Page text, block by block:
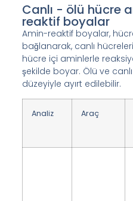
Canlı - ölü hücre
reaktif boyalar
Amin-reaktif boyalar,
bağlanarak, canlı
hücre içi aminlerle
şekilde boyar. Ölü ve
düzeyiyle ayırt edilebilir.
Analiz Araç